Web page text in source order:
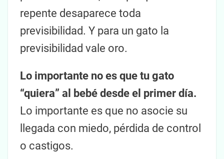
repente desaparece toda
previsibilidad. Y para un gato la
previsibilidad vale oro.
Lo importante no es que tu gato
“quiera” al bebé desde el primer día.
Lo importante es que no asocie su
llegada con miedo, pérdida de control
o castigos.